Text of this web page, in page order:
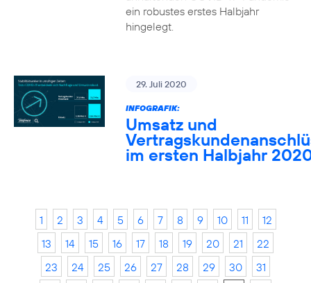
ein robustes erstes Halbjahr
hingelegt.
29. Juli 2020
INFOGRAFIK:
Umsatz und
im ersten Halbjahr
1 2 3 4 5 6 7 8 9 10 11
12
13
14 15 16 17 18 19 20 21
22
23
24 25 26 27 28 29 30
31